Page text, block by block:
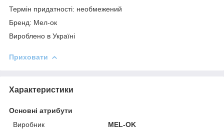
Термін придатності: необмежений
Бренд: Мел-ок
Вироблено в Україні
Приховати
Характеристики
Основні атрибути
Виробник
MEL-OK